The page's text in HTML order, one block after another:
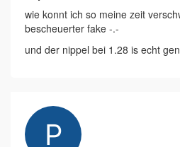
wie konnt ich so meine zeit
bescheuerter fake -.-
und der nippel bei 1.28 is echt